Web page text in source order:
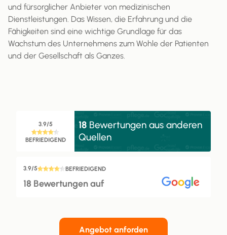
und fürsorglicher Anbieter von medizinischen
Dienstleistungen. Das Wissen, die Erfahrung und die
Fähigkeiten sind eine wichtige Grundlage für das
Wachstum des Unternehmens zum Wohle der Patienten
und der Gesellschaft als Ganzes.
3.9/5
BEFRIEDIGEND
18 Bewertungen aus anderen
Quellen
3.9/5 BEFRIEDIGEND
18 Bewertungen auf
Angebot anforden